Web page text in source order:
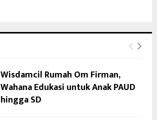
Wisdamcil Rumah Om Firman,
Wahana Edukasi untuk Anak PAUD
hingga SD